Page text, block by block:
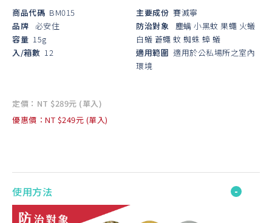
商品代碼 BM015
品牌 必安住
容量 15g
入/箱數 12
主要成份 賽滅寧
防治對象
塵螨 小黑蚊 果蠅 火蟻
白蟻 蒼蠅 蚊 蜘蛛 蟑 蟻
適用範圍 適用於公私場所之室內
環境
定價：NT $289元 (單入)
優惠價：NT $249元 (單入)
使用方法